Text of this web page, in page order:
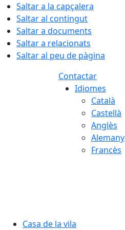
Saltar a la capçalera
Saltar al contingut
Saltar a documents
Saltar a relacionats
Saltar al peu de pàgina
Contactar
Idiomes
Català
Castellà
Anglès
Alemany
Francès
Casa de la vila